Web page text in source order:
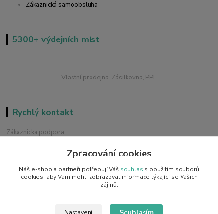
Zákaznická samoobsluha
5300+ výdejních míst
Vlastní prodejna, Zásilkovna, PPL
Rychlý kontakt
Zákaznická podpora
Chat / Online podpora - 24/7
info@emobilky.cz
Zpracování cookies
Náš e-shop a partneři potřebují Váš souhlas s použitím souborů
cookies, aby Vám mohli zobrazovat informace týkající se Vašich
zájmů.
Nastavení